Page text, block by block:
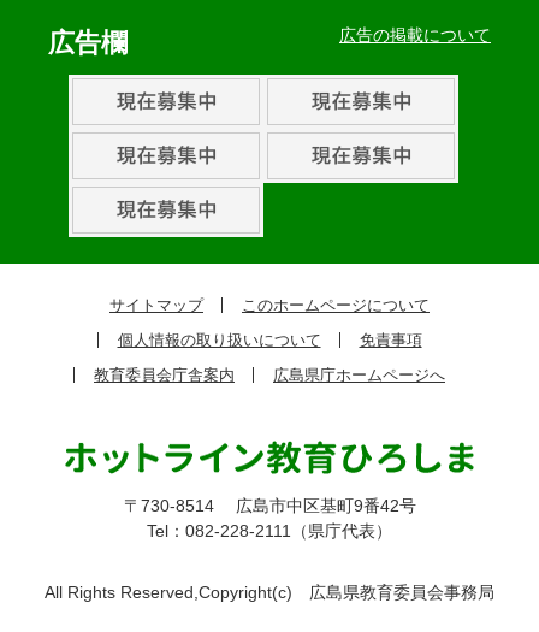
広告欄 広告の掲載について
サイトマップ
このホームページについて
個人情報の取り扱いについて
免責事項
教育委員会庁舎案内
広島県庁ホームページへ
〒730-8514
広島市中区基町9番42号
Tel：082-228-2111（県庁代表）
All Rights Reserved,Copyright(c) 広島県教育委員会事務局